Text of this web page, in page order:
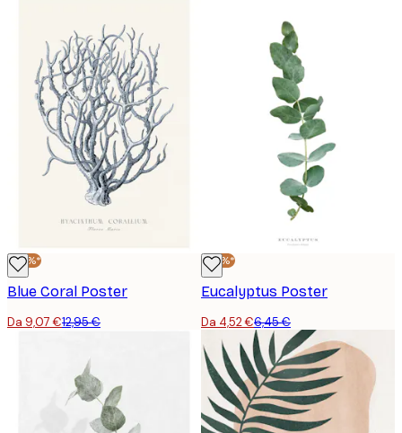
-30%*
Blue Coral Poster
Da 9,07 €12,95 €
-30%*
Eucalyptus Poster
Da 4,52 €6,45 €